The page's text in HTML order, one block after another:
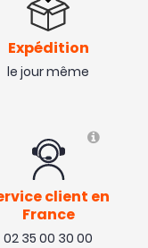
Expédition
le jour même
client en
France
02 35 00 30 00